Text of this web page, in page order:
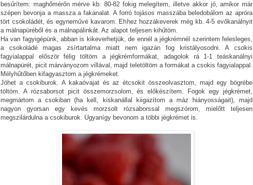
besűrítem: maghőmérőn mérve kb. 80-82 fokig melegítem, illetve akkor jó, amikor már
szépen bevonja a massza a fakanalat. A forró tojásos masszába beledobálom az apróra
tört csokoládét, és egyneművé kavarom. Ehhez hozzákeverek még kb. 4-5 evőkanálnyit
a málnapüréből és a málnapálinkát. Az alapot teljesen kihűtöm.
Ha van fagyigépünk, abban is kikeverhetjük, de ennél a jégkrémnél szerintem felesleges,
a csokoládé magas zsírtartalma miatt nem igazán fog kristályosodni. A csokis
fagyialappal először félig töltöm a jégkrémformákat, adagolok rá 1-1 teáskanálnyi
málnapürét, picit márványozom villával, majd teletöltöm a formákat a csokis fagyialappal.
Mélyhűtőben kifagyasztom a jégkrémeket.
Jöhet a csokiburok. A kakaóvajat és az étcsokit összeolvasztom, majd egy bögrébe
töltöm. A rózsaborsot picit összemorzsolom, és előkészítem. Fogok egy jégkrémet,
megmártom a csokiban (ha kell, kiskanállal kiigazítom a máz hiányosságait), majd
nagyon gyorsan egy kevés morzsolt rózsaborssal megszórom, mielőtt teljesen
megszilárdulna a csokiburok. Ugyanígy bevonom a többi jégkrémet is.